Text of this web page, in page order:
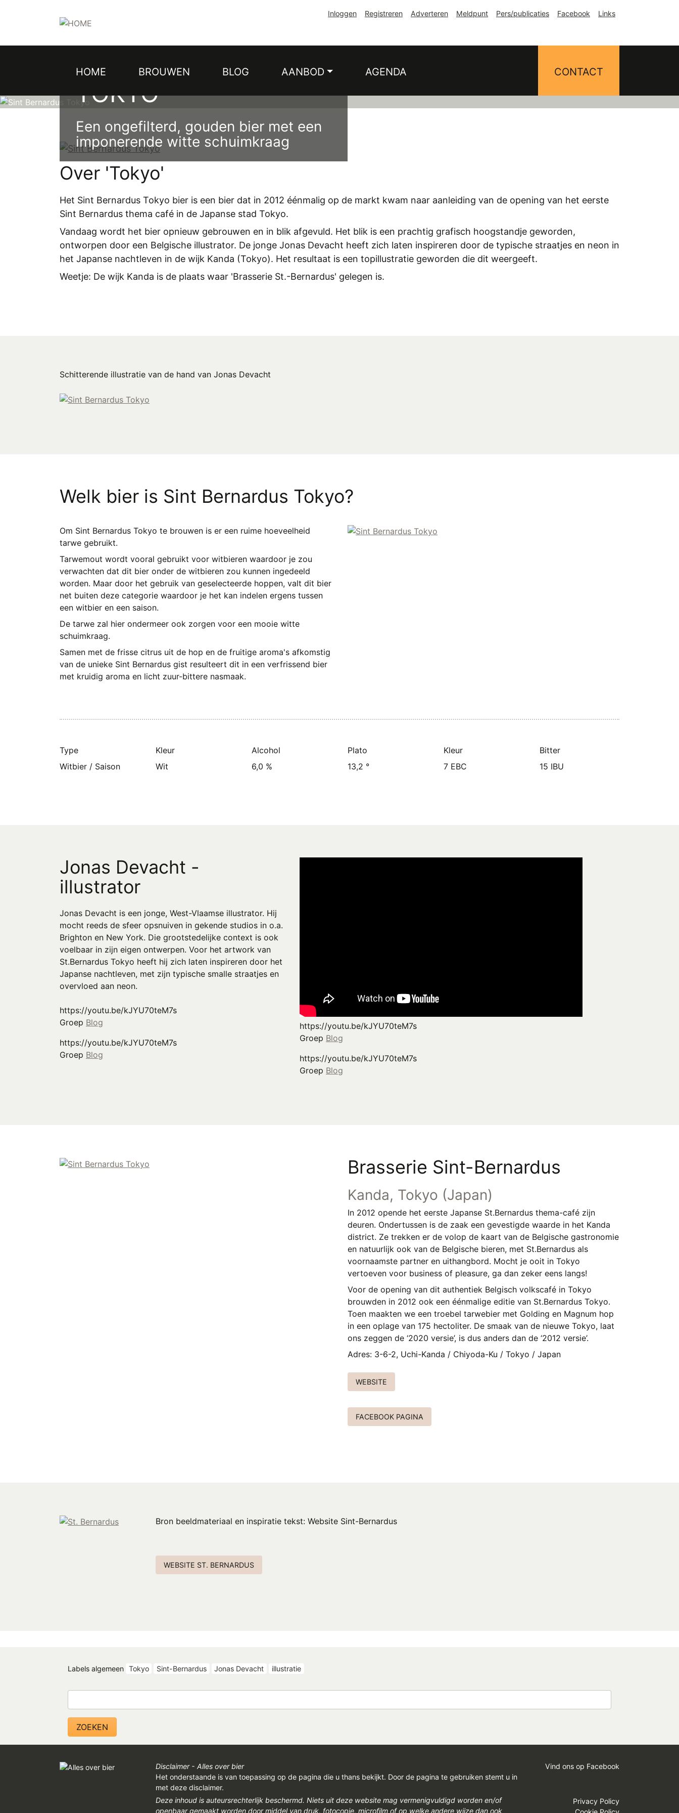
Inloggen Registreren Adverteren Meldpunt Pers/publicaties Facebook Links
Hoofdnavigatie
HOME BROUWEN BLOG AANBOD AGENDA CONTACT
ST. BERNARDUS
TOKYO
Een ongefilterd, gouden bier met een
imponerende witte schuimkraag
Over 'Tokyo'
Het Sint Bernardus Tokyo bier is een bier dat in 2012 éénmalig op de markt kwam naar aanleiding van de opening van het eerste
Sint Bernardus thema café in de Japanse stad Tokyo.
Vandaag wordt het bier opnieuw gebrouwen en in blik afgevuld. Het blik is een prachtig grafisch hoogstandje geworden,
ontworpen door een Belgische illustrator. De jonge Jonas Devacht heeft zich laten inspireren door de typische straatjes en neon in
het Japanse nachtleven in de wijk Kanda (Tokyo). Het resultaat is een topillustratie geworden die dit weergeeft.
Weetje: De wijk Kanda is de plaats waar 'Brasserie St.-Bernardus' gelegen is.
Schitterende illustratie van de hand van Jonas Devacht
Welk bier is Sint Bernardus Tokyo?
Om Sint Bernardus Tokyo te brouwen is er een ruime hoeveelheid
tarwe gebruikt.
Tarwemout wordt vooral gebruikt voor witbieren waardoor je zou
verwachten dat dit bier onder de witbieren zou kunnen ingedeeld
worden. Maar door het gebruik van geselecteerde hoppen, valt dit bier
net buiten deze categorie waardoor je het kan indelen ergens tussen
een witbier en een saison.
De tarwe zal hier ondermeer ook zorgen voor een mooie witte
schuimkraag.
Samen met de frisse citrus uit de hop en de fruitige aroma's afkomstig
van de unieke Sint Bernardus gist resulteert dit in een verfrissend bier
met kruidig aroma en licht zuur-bittere nasmaak.
Type
Witbier / Saison
Kleur
Wit
Alcohol
6,0 %
Plato
13,2 °
Kleur
7 EBC
Bitter
15 IBU
Jonas Devacht -
illustrator
Jonas Devacht is een jonge, West-Vlaamse illustrator. Hij
mocht reeds de sfeer opsnuiven in gekende studios in o.a.
Brighton en New York. Die grootstedelijke context is ook
voelbaar in zijn eigen ontwerpen. Voor het artwork van
St.Bernardus Tokyo heeft hij zich laten inspireren door het
Japanse nachtleven, met zijn typische smalle straatjes en
overvloed aan neon.
https://youtu.be/kJYU70teM7s
Groep Blog
https://youtu.be/kJYU70teM7s
Groep Blog
https://youtu.be/kJYU70teM7s
Groep Blog
https://youtu.be/kJYU70teM7s
Groep Blog
Brasserie Sint-Bernardus
Kanda, Tokyo (Japan)
In 2012 opende het eerste Japanse St.Bernardus thema-café zijn
deuren. Ondertussen is de zaak een gevestigde waarde in het Kanda
district. Ze trekken er de volop de kaart van de Belgische gastronomie
en natuurlijk ook van de Belgische bieren, met St.Bernardus als
voornaamste partner en uithangbord. Mocht je ooit in Tokyo
vertoeven voor business of pleasure, ga dan zeker eens langs!
Voor de opening van dit authentiek Belgisch volkscafé in Tokyo
brouwden in 2012 ook een éénmalige editie van St.Bernardus Tokyo.
Toen maakten we een troebel tarwebier met Golding en Magnum hop
in een oplage van 175 hectoliter. De smaak van de nieuwe Tokyo, laat
ons zeggen de ‘2020 versie’, is dus anders dan de ‘2012 versie’.
Adres: 3-6-2, Uchi-Kanda / Chiyoda-Ku / Tokyo / Japan
WEBSITE
FACEBOOK PAGINA
Bron beeldmateriaal en inspiratie tekst: Website Sint-Bernardus
WEBSITE ST. BERNARDUS
Labels algemeen Tokyo Sint-Bernardus Jonas Devacht illustratie
Disclaimer - Alles over bier
Het onderstaande is van toepassing op de pagina die u thans bekijkt. Door de pagina te gebruiken stemt u in
met deze disclaimer.
Deze inhoud is auteursrechterlijk beschermd. Niets uit deze website mag vermenigvuldigd worden en/of
openbaar gemaakt worden door middel van druk, fotocopie, microfilm of op welke andere wijze dan ook
Vind ons op Facebook
Privacy Policy